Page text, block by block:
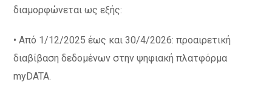
διαμορφώνεται ως εξής:
• Από 1/12/2025 έως και 30/4/2026: προαιρετική
διαβίβαση δεδομένων στην ψηφιακή πλατφόρμα
myDATA.